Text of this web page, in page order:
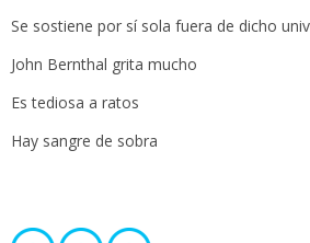
Se sostiene por sí sola fuera de dicho
John Bernthal grita mucho
Es tediosa a ratos
Hay sangre de sobra